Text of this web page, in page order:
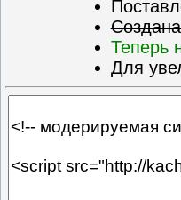
Теперь
Для